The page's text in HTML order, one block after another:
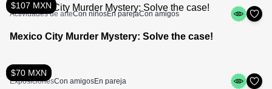
$107 MXN
Actividades de arteCon niñosEn parejaCon amigos
Mexico City Murder Mystery: Solve the case!
$70 MXN
ExposicionesCon amigosEn pareja